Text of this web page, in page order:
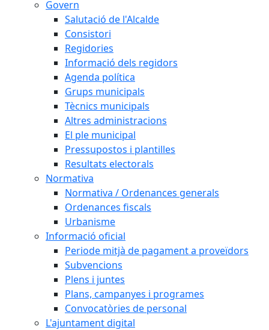
Govern
Salutació de l'Alcalde
Consistori
Regidories
Informació dels regidors
Agenda política
Grups municipals
Tècnics municipals
Altres administracions
El ple municipal
Pressupostos i plantilles
Resultats electorals
Normativa
Normativa / Ordenances generals
Ordenances fiscals
Urbanisme
Informació oficial
Periode mitjà de pagament a proveïdors
Subvencions
Plens i juntes
Plans, campanyes i programes
Convocatòries de personal
L'ajuntament digital